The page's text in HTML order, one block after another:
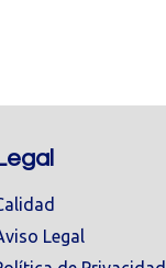
Legal